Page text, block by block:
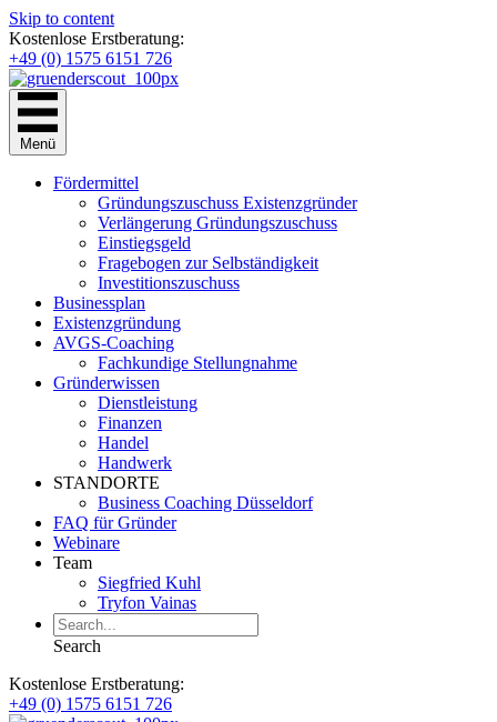
Skip to content
Kostenlose Erstberatung:
+49 (0) 1575 6151 726
Menü
Fördermittel
Gründungszuschuss Existenzgründer
Verlängerung Gründungszuschuss
Einstiegsgeld
Fragebogen zur Selbständigkeit
Investitionszuschuss
Businessplan
Existenzgründung
AVGS-Coaching
Fachkundige Stellungnahme
Gründerwissen
Dienstleistung
Finanzen
Handel
Handwerk
STANDORTE
Business Coaching Düsseldorf
FAQ für Gründer
Webinare
Team
Siegfried Kuhl
Tryfon Vainas
Search
Kostenlose Erstberatung:
+49 (0) 1575 6151 726